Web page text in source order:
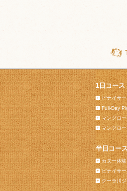
1日コース
ピナイサ
Full-Day
マングロ
マングロ
半日コース
カヌー体験
ピナイサ
クーラ川